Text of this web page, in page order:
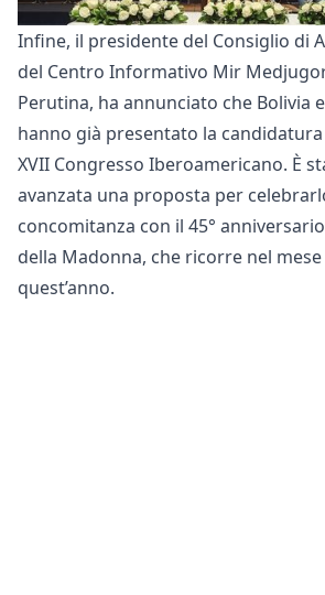
Infine, il presidente del Consiglio di
del Centro Informativo Mir
Perutina, ha annunciato che Bolivia
hanno già presentato la
XVII Congresso Iberoamericano. È
avanzata una proposta per
concomitanza con il 45°
della Madonna, che ricorre nel
quest’anno.